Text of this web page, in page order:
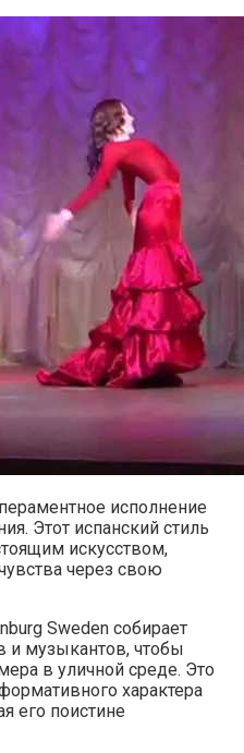
исполнение
Этот испанский стиль
искусством,
через свою
Sweden собирает
и музыкантов, чтобы
в уличной среде. Это
характера
его поистине